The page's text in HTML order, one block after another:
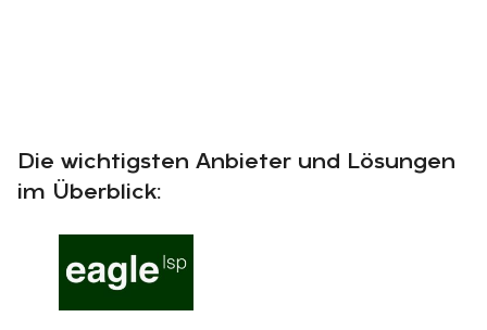
Die wichtigsten Anbieter und Lösungen
im Überblick: